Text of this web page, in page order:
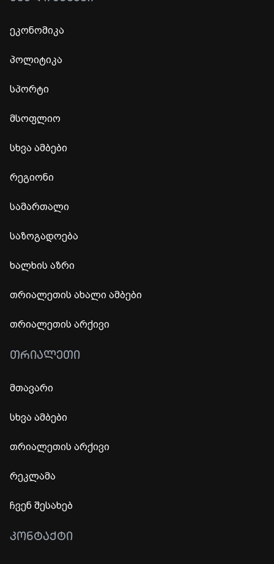
ეკონომიკა
პოლიტიკა
სპორტი
მსოფლიო
სხვა ამბები
რეგიონი
სამართალი
საზოგადოება
ხალხის აზრი
თრიალეთის ახალი ამბები
თრიალეთის არქივი
ᲗᲠᲘᲐᲚᲔᲗᲘ
მთავარი
სხვა ამბები
თრიალეთის არქივი
რეკლამა
ჩვენ შესახებ
ᲙᲝᲜᲢᲐᲥᲢᲘ